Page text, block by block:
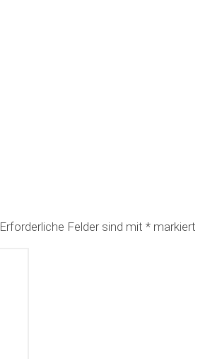
Erforderliche Felder sind mit * markiert